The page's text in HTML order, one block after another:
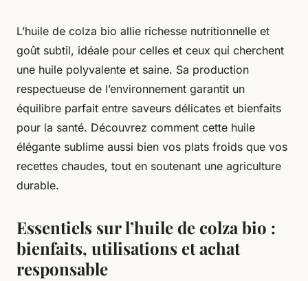
L’huile de colza bio allie richesse nutritionnelle et
goût subtil, idéale pour celles et ceux qui cherchent
une huile polyvalente et saine. Sa production
respectueuse de l’environnement garantit un
équilibre parfait entre saveurs délicates et bienfaits
pour la santé. Découvrez comment cette huile
élégante sublime aussi bien vos plats froids que vos
recettes chaudes, tout en soutenant une agriculture
durable.
Essentiels sur l’huile de colza bio :
bienfaits, utilisations et achat
responsable